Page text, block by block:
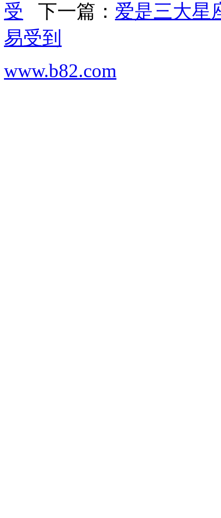
受 下一篇： 爱是三大星
易受到
www.b82.com